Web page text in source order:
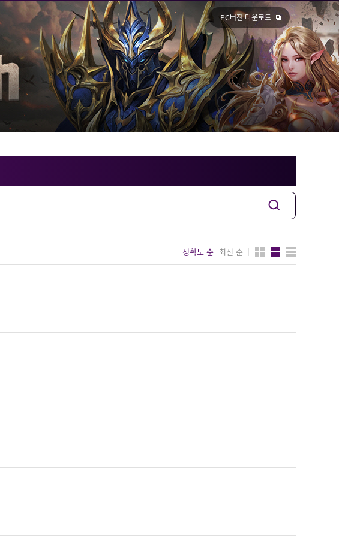
PC버전 다운로드
정확도 순 최신 순